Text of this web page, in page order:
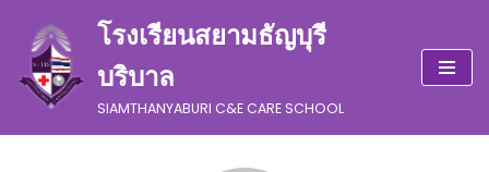
Skip
to
content
โรงเรียนสยามธัญบุรี
บริบาล
SIAMTHANYABURI C&E CARE SCHOOL